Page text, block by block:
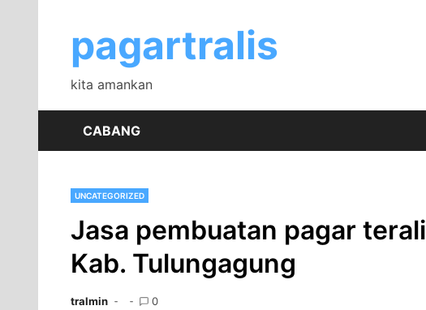
contentpagartralis
kita amankan
CABANG
UNCATEGORIZED
Jasa pembuatan pagar
Kab. Tulungagung
tralmin 0